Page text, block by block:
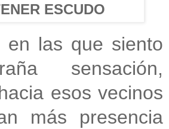
ESCUDO
en las que siento
sensación,
esos vecinos
más presencia